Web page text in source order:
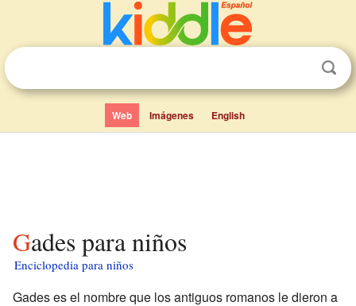
Web Imágenes English
Gades para niños
Enciclopedia para niños
Gades es el nombre que los antiguos romanos le dieron a